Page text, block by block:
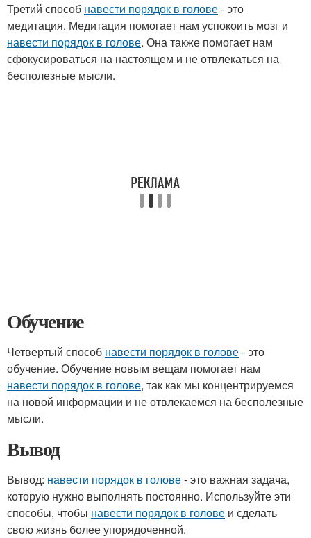
Третий способ навести порядок в голове- это
медитация. Медитация помогает нам успокоить мозг и
навести порядок в голове. Она также помогает нам
сфокусироваться на настоящем и не отвлекаться на
бесполезные мысли.
Обучение
Четвертый способ навести порядок в голове- это
обучение. Обучение новым вещам помогает нам
навести порядок в голове, так как мы концентрируемся
на новой информации и не отвлекаемся на бесполезные
мысли.
Вывод
Вывод: навести порядок в голове- это важная задача,
которую нужно выполнять постоянно. Используйте эти
способы, чтобы навести порядок в голове и сделать
свою жизнь более упорядоченной.